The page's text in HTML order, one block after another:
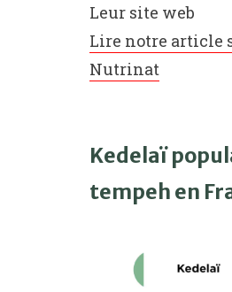
Leur site web
Lire notre article
Nutrinat
Kedelaï
tempeh en